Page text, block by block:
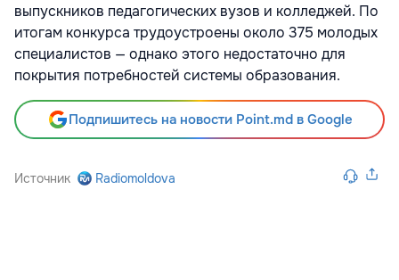
выпускников педагогических вузов и колледжей. По
итогам конкурса трудоустроены около 375 молодых
специалистов — однако этого недостаточно для
покрытия потребностей системы образования.
Подпишитесь на новости Point.md в Google
Источник Radiomoldova